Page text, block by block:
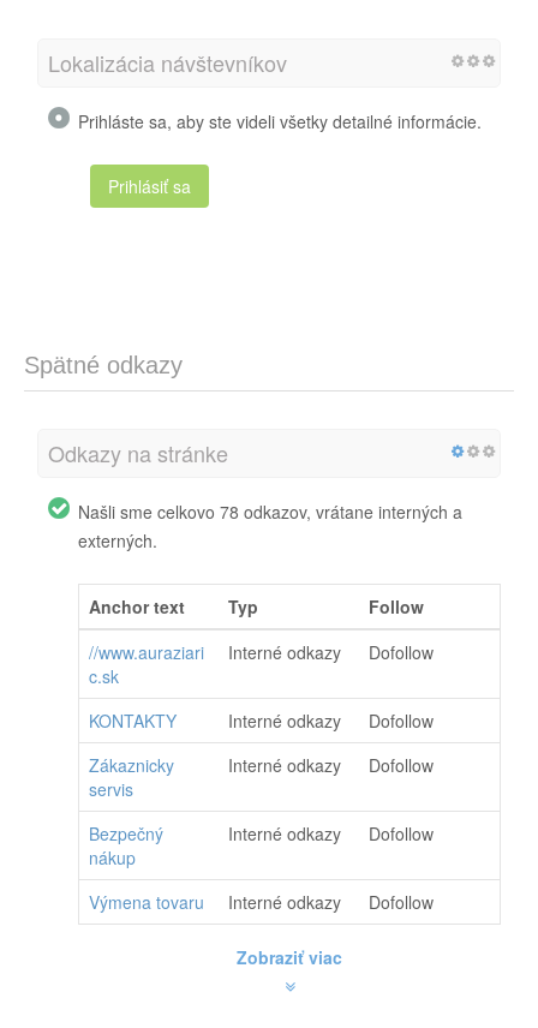
Lokalizácia návštevníkov
Prihláste sa, aby ste videli všetky detailné informácie.
Prihlásiť sa
Spätné odkazy
Odkazy na stránke
Našli sme celkovo 78 odkazov, vrátane interných a
externých.
Anchor text Typ
Follow
//www.auraziari
c.sk
Interné odkazy Dofollow
KONTAKTY Interné odkazy
Dofollow
Zákaznicky
servis
Interné odkazy Dofollow
Bezpečný
nákup
Interné odkazy Dofollow
Výmena tovaru Interné odkazy Dofollow
Zobraziť viac